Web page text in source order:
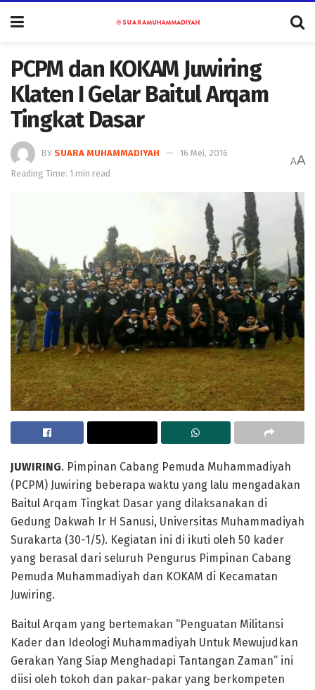
PCPM dan KOKAM Juwiring
Klaten I Gelar Baitul Arqam
Tingkat Dasar
BY SUARA MUHAMMADIYAH
16 Mei, 2016
Reading Time: 1 min read
AA
JUWIRING. Pimpinan Cabang Pemuda Muhammadiyah
(PCPM) Juwiring beberapa waktu yang lalu mengadakan
Baitul Arqam Tingkat Dasar yang dilaksanakan di
Gedung Dakwah Ir H Sanusi, Universitas Muhammadiyah
Surakarta (30-1/5). Kegiatan ini di ikuti oleh 50 kader
yang berasal dari seluruh Pengurus Pimpinan Cabang
Pemuda Muhammadiyah dan KOKAM di Kecamatan
Juwiring.
Baitul Arqam yang bertemakan “Penguatan Militansi
Kader dan Ideologi Muhammadiyah Untuk Mewujudkan
Gerakan Yang Siap Menghadapi Tantangan Zaman” ini
diisi oleh tokoh dan pakar-pakar yang berkompeten